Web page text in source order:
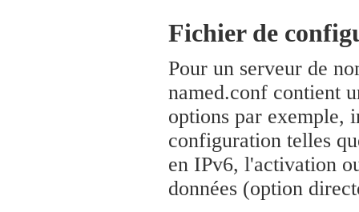
Fichier de
Pour un serveur de
named.conf contient
options par exemple,
configuration telles
en IPv6, l'activation
données (option